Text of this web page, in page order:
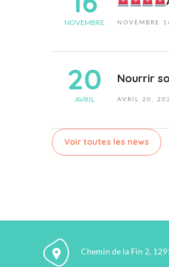
NOVEMBRE
e
b
e
2
0
NOVEMBRE
20
AVRIL
2
3
2023-
Zevet
Nourrir
AVRIL 20,
Voir toutes les news
Chemin de la Fin 2,